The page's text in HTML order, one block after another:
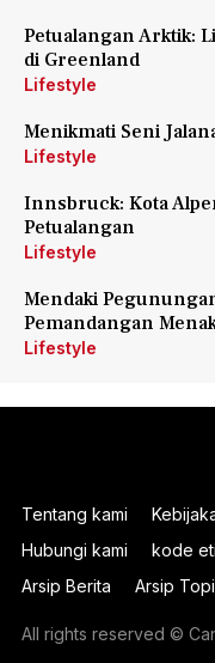
Petualangan Arktik:
di Greenland
Lifestyle
Menikmati Seni
Lifestyle
Innsbruck: Kota
Petualangan
Lifestyle
Mendaki
Pemandangan
Lifestyle
Tentang kami
Hubungi kami
kode
Arsip Berita
Arsip
All rights reserved ©